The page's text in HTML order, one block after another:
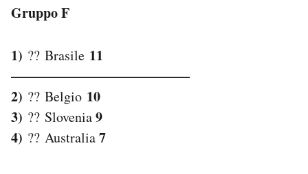
Gruppo F
1) ?? Brasile 11
—————————————
2) ?? Belgio 10
3) ?? Slovenia9
4) ?? Australia7